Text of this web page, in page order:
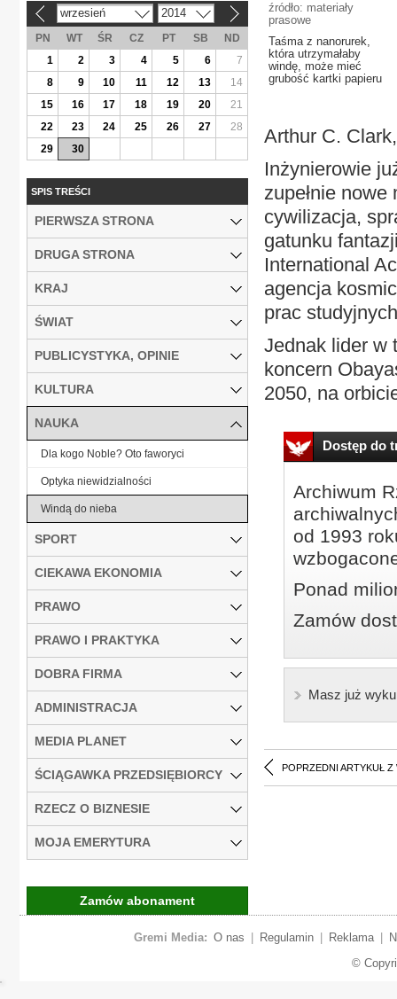
źródło: materiały
prasowe
Taśma z nanorurek,
która utrzymałaby
windę, może mieć
grubość kartki papieru
Arthur C.
Inżynierowie
zupełnie nowe
cywilizacja,
gatunku
International
agencja
prac
Jednak lider w
koncern
2050, na
Dostęp do
Archiwum
od 1993
Ponad
Zamów
Masz już
POPRZEDNI ARTYKUŁ Z
wrzesień 2014
PN WT ŚR CZ PT SB
ND
1
2 3 4 5 6
7
8
9 10 11 12 13
14
15
16 17 18 19 20
21
22
23 24 25 26 27
28
29
30
SPIS TREŚCI
PIERWSZA STRONA
DRUGA STRONA
KRAJ
ŚWIAT
PUBLICYSTYKA, OPINIE
KULTURA
NAUKA
Dla kogo Noble? Oto faworyci
Optyka niewidzialności
Windą do nieba
SPORT
CIEKAWA EKONOMIA
PRAWO
PRAWO I PRAKTYKA
DOBRA FIRMA
ADMINISTRACJA
MEDIA PLANET
ŚCIĄGAWKA PRZEDSIĘBIORCY
RZECZ O BIZNESIE
MOJA EMERYTURA
Zamów abonament
Gremi Media: O nas Regulamin Reklama
©